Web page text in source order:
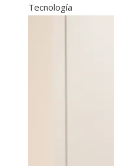
Tecnología